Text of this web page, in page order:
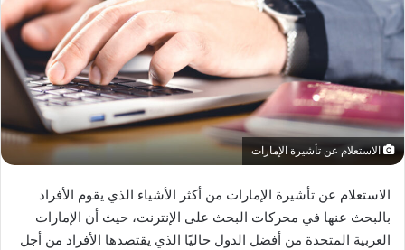
الاستعلام عن تأشيرة الإمارات
الاستعلام عن تأشيرة الإمارات من أكثر الأشياء الذي يقوم الأفراد
بالبحث عنها في محركات البحث على الإنترنت، حيث أن الإمارات
العربية المتحدة من أفضل الدول حاليًا الذي يقتصدها الأفراد من أجل